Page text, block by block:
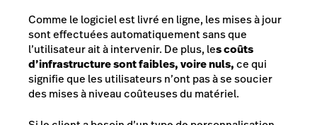
Comme le logiciel est livré en ligne, les mises à jour
sont effectuées automatiquement sans que
l’utilisateur ait à intervenir. De plus, les coûts
d’infrastructure sont faibles, voire nuls,ce qui
signifie que les utilisateurs n’ont pas à se soucier
des mises à niveau coûteuses du matériel.